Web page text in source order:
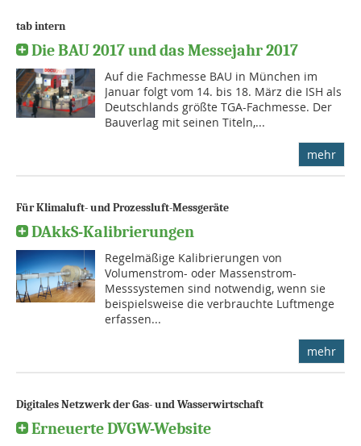
tab intern
Die BAU 2017 und das Messejahr 2017
Auf die Fachmesse BAU in München im
Januar folgt vom 14. bis 18. März die ISH als
Deutschlands größte TGA-Fachmesse. Der
Bauverlag mit seinen Titeln,...
mehr
Für Klimaluft- und Prozessluft-Messgeräte
DAkkS-Kalibrierungen
Regelmäßige Kalibrierungen von
Volumenstrom- oder Massenstrom-
Messsystemen sind notwendig, wenn sie
beispielsweise die verbrauchte Luftmenge
erfassen...
mehr
Digitales Netzwerk der Gas- und Wasserwirtschaft
Erneuerte DVGW-Website